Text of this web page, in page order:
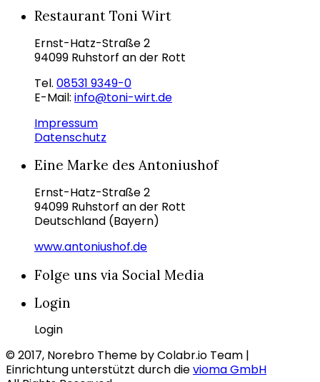
Restaurant Toni Wirt
Ernst-Hatz-Straße 2
94099 Ruhstorf an der Rott
Tel. 08531 9349-0
E-Mail: info@toni-wirt.de
Impressum
Datenschutz
Eine Marke des Antoniushof
Ernst-Hatz-Straße 2
94099 Ruhstorf an der Rott
Deutschland (Bayern)
www.antoniushof.de
Folge uns via Social Media
Login
Login
© 2017, Norebro Theme by Colabr.io Team |
Einrichtung unterstützt durch dievioma GmbH